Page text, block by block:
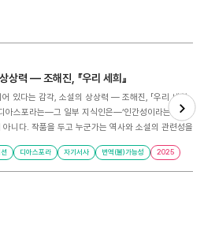
상력 ― 조해진, 『우리 세희』
판 츠바이크, 파울 첼란, 장 아메리, 프리모 레비 같은 ‘디아스포라 지식인 선배’들이다. 그 ‘선배’들은 하나같이 인간성이 지닌 외면하고 싶은 추악함과, 그럼에도 희미하게 빛나는 숭고함에 관한 깊은 고찰을 남기고는 스스로 삶을 저버렸다. 나는 ‘디아스포라’라는 존재
는 존재’이다.1) 역사 내 인간이 기다리는 것 잘 알려져 있다시피 조해진의 소설은 주로 국가와 민족 같은, 경계를 통해서 타자화되는 존재들에 대한 탐문으로 쓰여왔다. 타자의 탄생은
니다. 작품을 두고 누군가는 역사와 소설의 관련성을
으로 삼고 있지만 당연하게도 역사서의 구성 형식을
결혼이라는 제도와 국적 변경 덕분이었음을 알게 됐
디아스포라 자기서사 번역(불)가능성 2025